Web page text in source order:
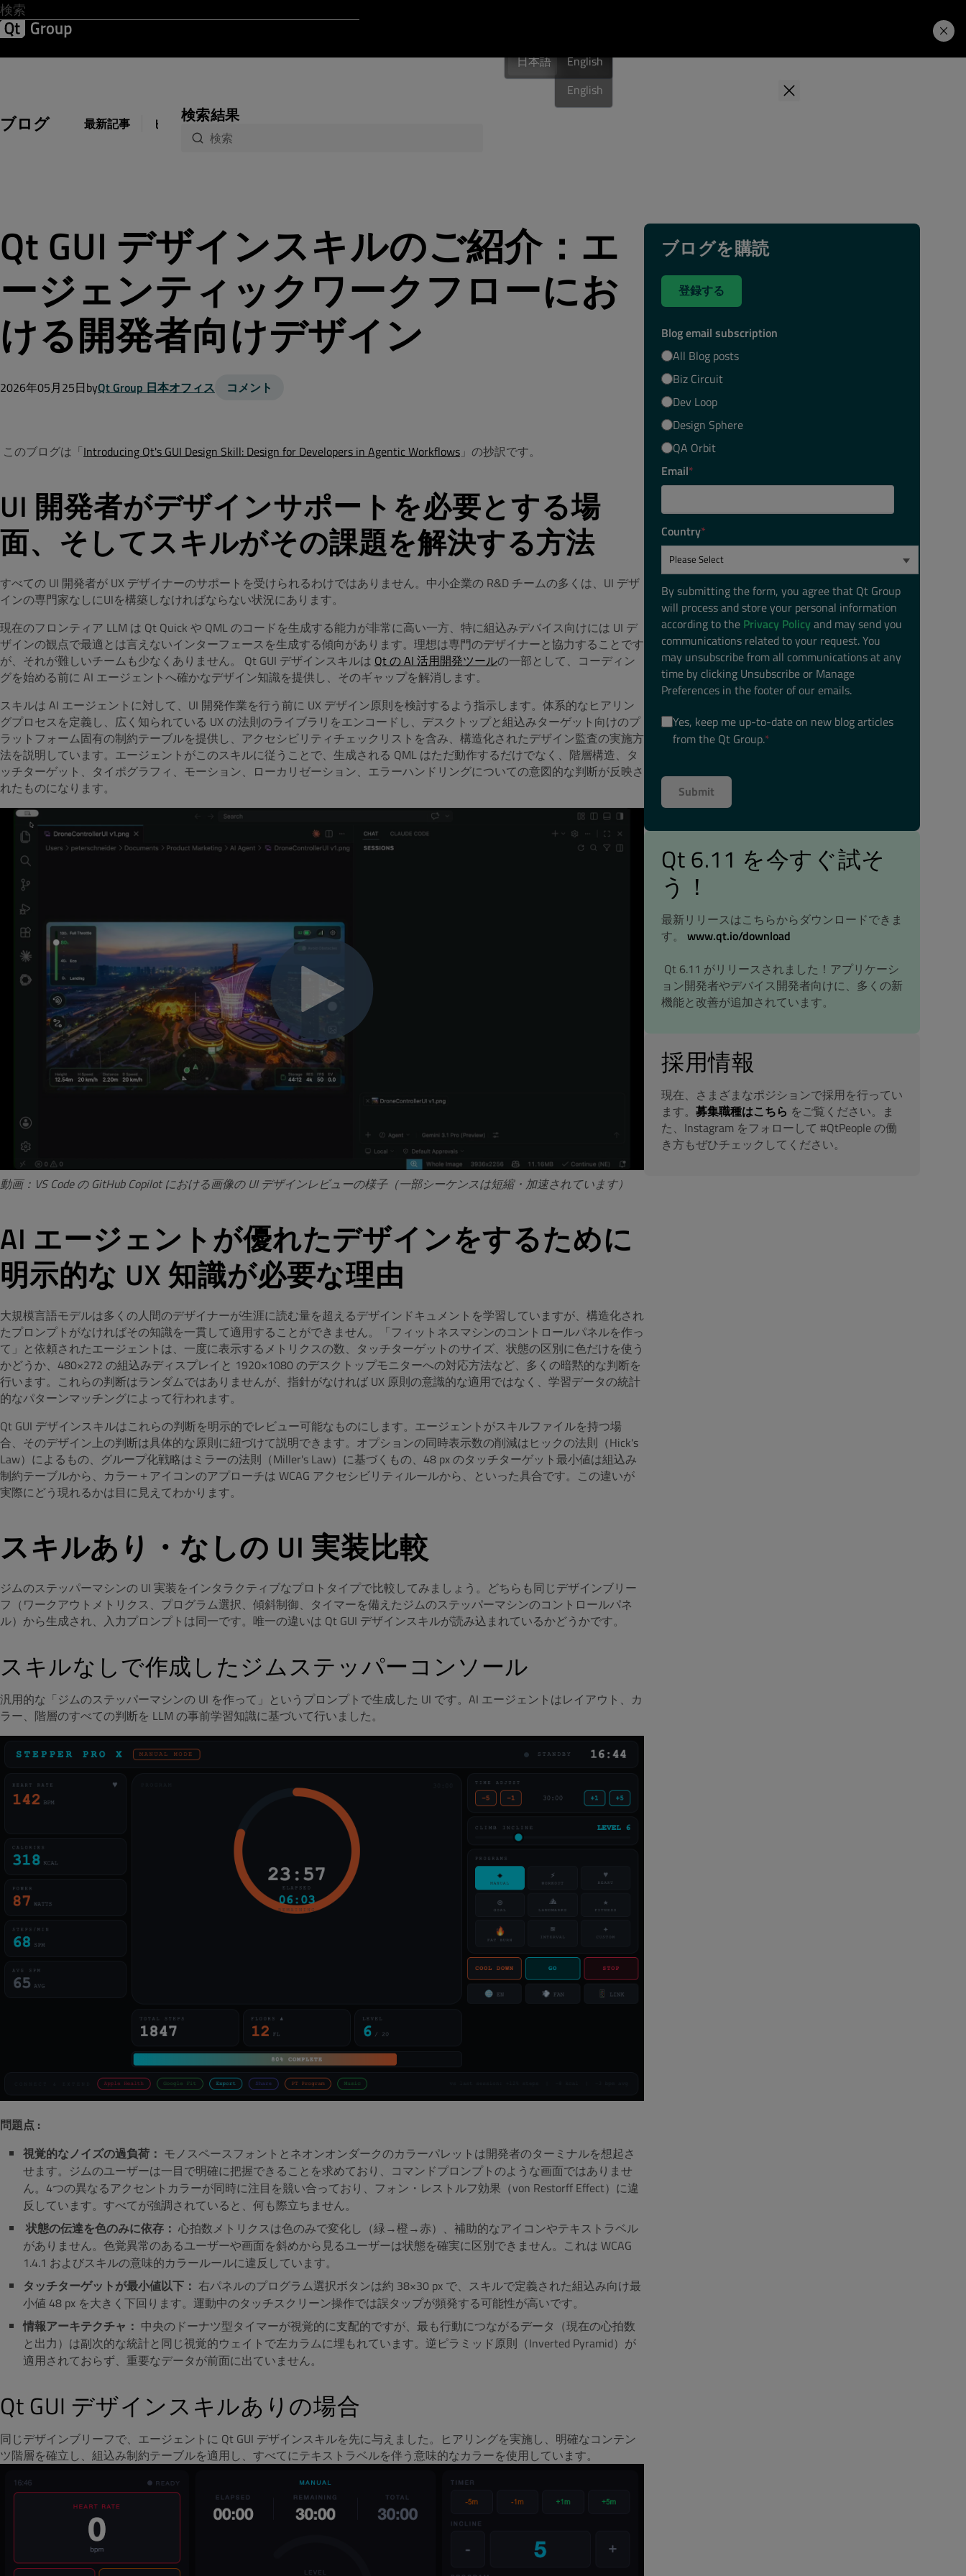
日本語
English
日本語 English
ブログ 最新記事 ビジネス 開発
検索結果
Qt GUI デザインスキルのご紹介：エ
ージェンティックワークフローにお
ける開発者向けデザイン
2026年05月25日byQt Group 日本オフィス コメント
このブログは「Introducing Qt's GUI Design Skill: Design for Developers in Agentic Workflows 」の抄訳です。
UI 開発者がデザインサポートを必要とする場
面、そしてスキルがその課題を解決する方法
すべての UI 開発者が UX デザイナーのサポートを受けられるわけではありません。中小企業の R&D チームの多くは、UI デザ
インの専門家なしにUIを構築しなければならない状況にあります。
現在のフロンティア LLM は Qt Quick や QML のコードを生成する能力が非常に高い一方、特に組込みデバイス向けには UI デ
ザインの観点で最適とは言えないインターフェースを生成する傾向があります。理想は専門のデザイナーと協力することです
が、それが難しいチームも少なくありません。 Qt GUI デザインスキルは Qt の AI 活用開発ツールの一部として、コーディン
グを始める前に AI エージェントへ確かなデザイン知識を提供し、そのギャップを解消します。
スキルは AI エージェントに対して、UI 開発作業を行う前に UX デザイン原則を検討するよう指示します。体系的なヒアリン
グプロセスを定義し、広く知られている UX の法則のライブラリをエンコードし、デスクトップと組込みターゲット向けのプ
ラットフォーム固有の制約テーブルを提供し、アクセシビリティチェックリストを含み、構造化されたデザイン監査の実施方
法を説明しています。エージェントがこのスキルに従うことで、生成される QML はただ動作するだけでなく、階層構造、タ
ッチターゲット、タイポグラフィ、モーション、ローカリゼーション、エラーハンドリングについての意図的な判断が反映さ
れたものになります。
動画：VS Code の GitHub Copilot における画像の UI デザインレビューの様子（一部シーケンスは短縮・加速されています）
AI エージェントが優れたデザインをするために
明示的な UX 知識が必要な理由
大規模言語モデルは多くの人間のデザイナーが生涯に読む量を超えるデザインドキュメントを学習していますが、構造化され
たプロンプトがなければその知識を一貫して適用することができません。「フィットネスマシンのコントロールパネルを作っ
て」と依頼されたエージェントは、一度に表示するメトリクスの数、タッチターゲットのサイズ、状態の区別に色だけを使う
かどうか、480×272 の組込みディスプレイと 1920×1080 のデスクトップモニターへの対応方法など、多くの暗黙的な判断を
行います。これらの判断はランダムではありませんが、指針がなければ UX 原則の意識的な適用ではなく、学習データの統計
的なパターンマッチングによって行われます。
Qt GUI デザインスキルはこれらの判断を明示的でレビュー可能なものにします。エージェントがスキルファイルを持つ場
合、そのデザイン上の判断は具体的な原則に紐づけて説明できます。オプションの同時表示数の削減はヒックの法則（Hick's
Law）によるもの、グループ化戦略はミラーの法則（Miller's Law）に基づくもの、48 px のタッチターゲット最小値は組込み
制約テーブルから、カラー＋アイコンのアプローチは WCAG アクセシビリティルールから、といった具合です。この違いが
実際にどう現れるかは目に見えてわかります。
スキルあり・なしの UI 実装比較
ジムのステッパーマシンの UI 実装をインタラクティブなプロトタイプで比較してみましょう。どちらも同じデザインブリー
フ（ワークアウトメトリクス、プログラム選択、傾斜制御、タイマーを備えたジムのステッパーマシンのコントロールパネ
ル）から生成され、入力プロンプトは同一です。唯一の違いは Qt GUI デザインスキルが読み込まれているかどうかです。
スキルなしで作成したジムステッパーコンソール
汎用的な「ジムのステッパーマシンの UI を作って」というプロンプトで生成した UI です。AI エージェントはレイアウト、カ
ラー、階層のすべての判断を LLM の事前学習知識に基づいて行いました。
問題点 :
視覚的なノイズの過負荷： モノスペースフォントとネオンオンダークのカラーパレットは開発者のターミナルを想起さ
せます。ジムのユーザーは一目で明確に把握できることを求めており、コマンドプロンプトのような画面ではありませ
ん。4つの異なるアクセントカラーが同時に注目を競い合っており、フォン・レストルフ効果（von Restorff Effect）に違
反しています。すべてが強調されていると、何も際立ちません。
状態の伝達を色のみに依存： 心拍数メトリクスは色のみで変化し（緑→橙→赤）、補助的なアイコンやテキストラベル
がありません。色覚異常のあるユーザーや画面を斜めから見るユーザーは状態を確実に区別できません。これは WCAG
1.4.1 およびスキルの意味的カラールールに違反しています。
タッチターゲットが最小値以下： 右パネルのプログラム選択ボタンは約 38×30 px で、スキルで定義された組込み向け最
小値 48 px を大きく下回ります。運動中のタッチスクリーン操作では誤タップが頻発する可能性が高いです。
情報アーキテクチャ： 中央のドーナツ型タイマーが視覚的に支配的ですが、最も行動につながるデータ（現在の心拍数
と出力）は副次的な統計と同じ視覚的ウェイトで左カラムに埋もれています。逆ピラミッド原則（Inverted Pyramid）が
適用されておらず、重要なデータが前面に出ていません。
Qt GUI デザインスキルありの場合
同じデザインブリーフで、エージェントに Qt GUI デザインスキルを先に与えました。ヒアリングを実施し、明確なコンテン
ツ階層を確立し、組込み制約テーブルを適用し、すべてにテキストラベルを伴う意味的なカラーを使用しています。
ブログを購読
登録する
Blog email subscription
All Blog posts
Biz Circuit
Dev Loop
Design Sphere
QA Orbit
Email*
Country*
By submitting the form, you agree that Qt Group
will process and store your personal information
according to the Privacy Policyand may send you
communications related to your request. You
may unsubscribe from all communications at any
time by clicking Unsubscribe or Manage
Preferences in the footer of our emails.
Yes, keep me up-to-date on new blog articles
from the Qt Group.*
Qt 6.11 を今すぐ試そ
う！
最新リリースはこちらからダウンロードできま
す。 www.qt.io/download
Qt 6.11 がリリースされました！アプリケーシ
ョン開発者やデバイス開発者向けに、多くの新
機能と改善が追加されています。
採用情報
現在、さまざまなポジションで採用を行ってい
ます。 募集職種はこちら をご覧ください。ま
た、Instagram をフォローして #QtPeople の働
き方もぜひチェックしてください。